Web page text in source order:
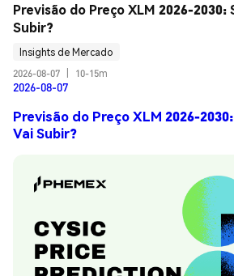
Previsão do Preço XLM 2026-
Subir?
Insights de Mercado
2026-08-07
10-15m
2026-08-07
Previsão do Preço XLM 2026-
Vai Subir?